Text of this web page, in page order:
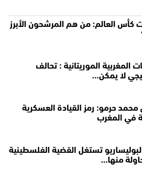
كأس العالم: من هم المرشحون الأبرز
المغربية الموريتانية : تحالف
لا يمكن…
محمد حرمو: رمز القيادة العسكرية
في المغرب
تستغل القضية الفلسطينية
منها…